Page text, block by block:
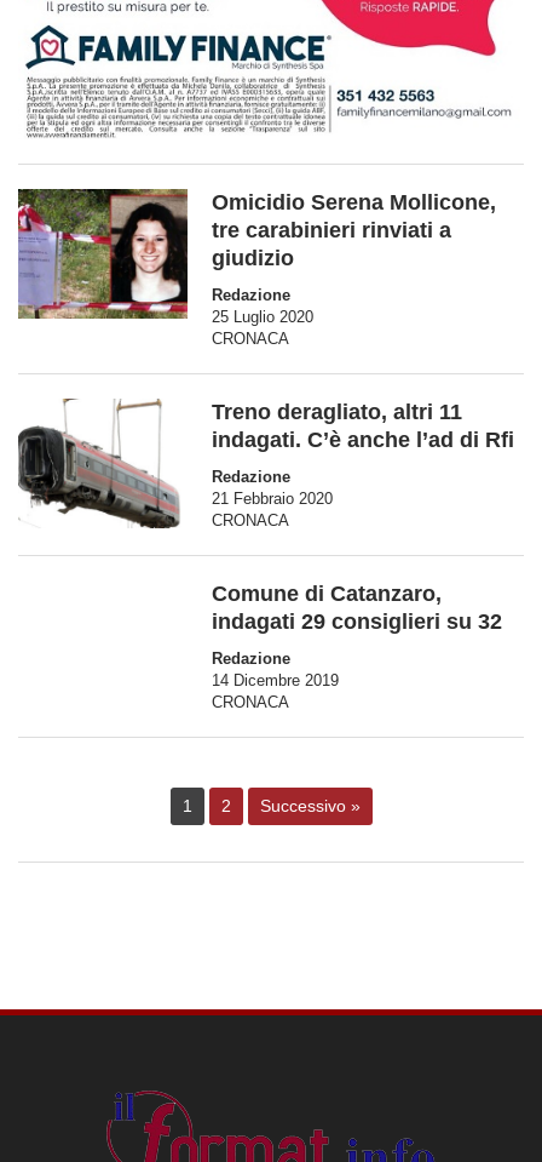
Omicidio Serena Mollicone,
tre carabinieri rinviati a
giudizio
Redazione
25 Luglio 2020
CRONACA
Treno deragliato, altri 11
indagati. C’è anche l’ad di Rfi
Redazione
21 Febbraio 2020
CRONACA
Comune di Catanzaro,
indagati 29 consiglieri su 32
Redazione
14 Dicembre 2019
CRONACA
1 2 Successivo »